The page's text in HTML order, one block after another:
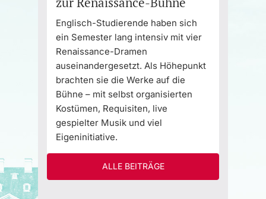
Englisch-Studierende haben sich
ein Semester lang intensiv mit vier
Renaissance-Dramen
auseinandergesetzt. Als Höhepunkt
brachten sie die Werke auf die
Bühne – mit selbst organisierten
Kostümen, Requisiten, live
gespielter Musik und viel
Eigeninitiative.
ALLE BEITRÄGE